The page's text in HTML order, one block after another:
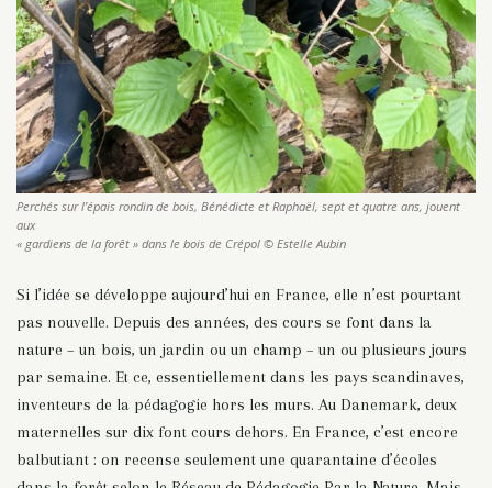
Perchés sur l’épais rondin de bois, Bénédicte et Raphaël, sept et quatre ans, jouent
aux
« gardiens de la forêt » dans le bois de Crépol © Estelle Aubin
Si l’idée se développe aujourd’hui en France, elle n’est pourtant
pas nouvelle. Depuis des années, des cours se font dans la
nature – un bois, un jardin ou un champ – un ou plusieurs jours
par semaine. Et ce, essentiellement dans les pays scandinaves,
inventeurs de la pédagogie hors les murs. Au Danemark, deux
maternelles sur dix font cours dehors. En France, c’est encore
balbutiant : on recense seulement une quarantaine d’écoles